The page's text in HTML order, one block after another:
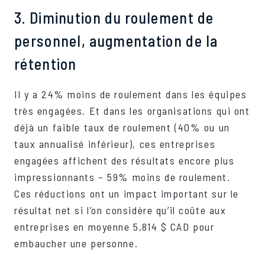
3. Diminution du roulement de
personnel, augmentation de la
rétention
Il y a 24% moins de roulement dans les équipes
très engagées. Et dans les organisations qui ont
déjà un faible taux de roulement (40% ou un
taux annualisé inférieur), ces entreprises
engagées affichent des résultats encore plus
impressionnants – 59% moins de roulement.
Ces réductions ont un impact important sur le
résultat net si l’on considère qu’il coûte aux
entreprises en moyenne 5,814 $ CAD pour
embaucher une personne.